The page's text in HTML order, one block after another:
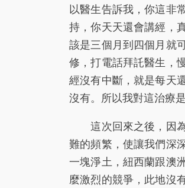
以醫生告訴我，你這非
持，你天天還會講經，
該是三個月到四個月就
修，打電話拜託醫生，
經沒有中斷，就是每天
沒有。所以我對這治療
這次回來之後，因為
難的頻繁，使讓我們深
一塊淨土，紐西蘭跟澳
麼激烈的競爭，此地沒